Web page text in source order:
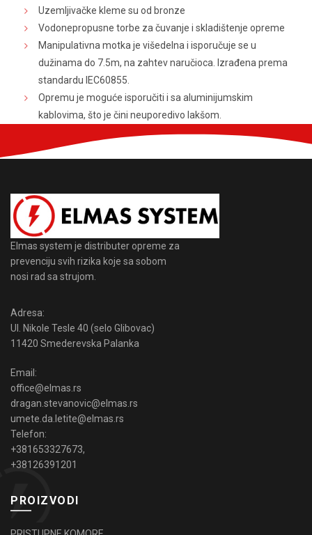
Uzemljivačke kleme su od bronze
Vodonepropusne torbe za čuvanje i skladištenje opreme
Manipulativna motka je višedelna i isporučuje se u
dužinama do 7.5m, na zahtev naručioca. Izrađena prema
standardu IEC60855.
Opremu je moguće isporučiti i sa aluminijumskim
kablovima, što je čini neuporedivo lakšom.
Elmas system je distributer opreme za
prevenciju svih rizika koje sa sobom
nosi rad sa strujom.
Adresa:
Ul. Nikole Tesle 40 (selo Glibovac)
11420 Smederevska Palanka
Email:
office@elmas.rs
dragan.stevanovic@elmas.rs
umete.da.letite@elmas.rs
Telefon:
+381653327673,
+38126391201
PROIZVODI